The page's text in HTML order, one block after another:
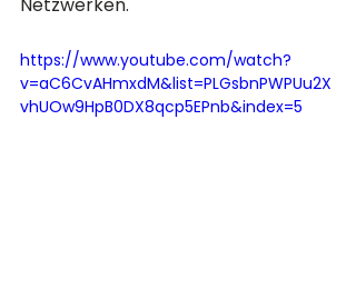
https://www.youtube.com/watch?
v=aC6CvAHmxdM&list=PLGsbnPWPUu2X
vhUOw9HpB0DX8qcp5EPnb&index=5